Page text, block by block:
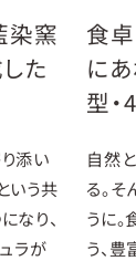
染窯
た
添い
いう共
なり、
ラが
食
に
型・
自然
る。
うに
う、